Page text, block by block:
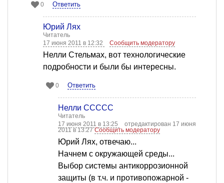
0 Ответить
Юрий Лях
Читатель
17 июня 2011 в 12:32
Сообщить модератору
Нелли Стельмах, вот технологические
подробности и были бы интересны.
0 Ответить
Нелли ССССС
Читатель
17 июня 2011 в 13:25
отредактирован 17 июня
2011 в 13:27Сообщить модератору
Юрий Лях, отвечаю...
Начнем с окружающей среды...
Выбор системы антикоррозионной
защиты (в т.ч. и противопожарной -